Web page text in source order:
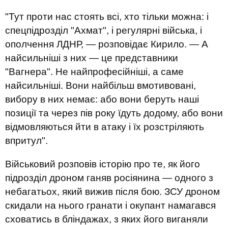
"Тут проти нас стоять всі, хто тільки можна: і
спецпідрозділ "Ахмат", і регулярні війська, і
ополчення ЛДНР, — розповідає Кирило. — А
найсильніші з них — це представники
"Вагнера". Не найпрофесійніші, а саме
найсильніші. Вони найбільш вмотивовані,
вибору в них немає: або вони беруть наші
позиції та через пів року їдуть додому, або вони
відмовляються йти в атаку і їх розстріляють
впритул".
Військовий розповів історію про те, як його
підрозділ дроном ганяв росіянина — одного з
небагатьох, який вижив після бою. ЗСУ дроном
скидали на нього гранати і окупант намагався
сховатись в бліндажах, з яких його виганяли